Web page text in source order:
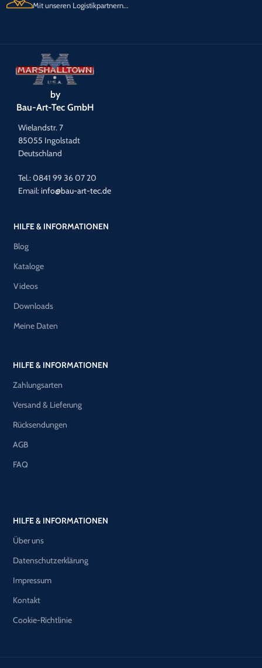
Mit unseren Logistikpartnern...
by
Bau-Art-Tec GmbH
Wielandstr. 7
85055 Ingolstadt
Deutschland
Tel.: 0841 99 36 07 20
Email:info@bau-art-tec.de
HILFE & INFORMATIONEN
Blog
Kataloge
Videos
Downloads
Meine Daten
HILFE & INFORMATIONEN
Zahlungsarten
Versand & Lieferung
Rücksendungen
AGB
FAQ
HILFE & INFORMATIONEN
Über uns
Datenschutzerklärung
Impressum
Kontakt
Cookie-Richtlinie